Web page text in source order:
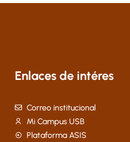
Enlaces de intéres
Correo institucional
Mi Campus USB
Plataforma ASIS